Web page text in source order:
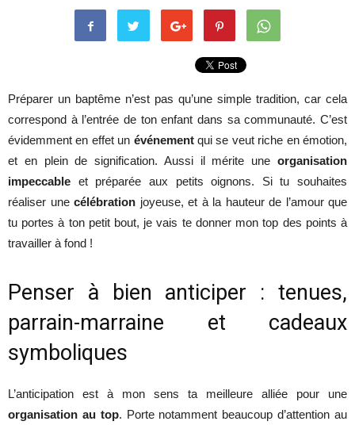
Préparer un baptême n’est pas qu’une simple tradition, car cela
correspond à l’entrée de ton enfant dans sa communauté. C’est
évidemment en effet un événementqui se veut riche en émotion,
et en plein de signification. Aussi il mérite une organisation
impeccable et préparée aux petits oignons. Si tu souhaites
réaliser une célébration joyeuse, et à la hauteur de l’amour que
tu portes à ton petit bout, je vais te donner mon top des points à
travailler à fond !
Penser à bien anticiper : tenues,
parrain-marraine et cadeaux
symboliques
L’anticipation est à mon sens ta meilleure alliée pour une
organisation au top. Porte notamment beaucoup d’attention au